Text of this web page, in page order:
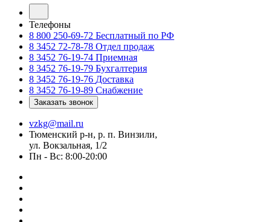
Телефоны
8 800 250-69-72 Бесплатный по РФ
8 3452 72-78-78 Отдел продаж
8 3452 76-19-74 Приемная
8 3452 76-19-79 Бухгалтерия
8 3452 76-19-76 Доставка
8 3452 76-19-89 Снабжение
Заказать звонок
vzkg@mail.ru
Тюменский р-н, р. п. Винзили,
ул. Вокзальная, 1/2
Пн - Вс: 8:00-20:00